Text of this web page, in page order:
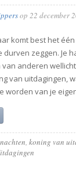
op 22 december
komt best het
durven zeggen. Je
anderen
van uitdagingen,
worden van je
, koning van